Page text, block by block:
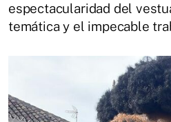
espectacularidad del
temática y el impecable